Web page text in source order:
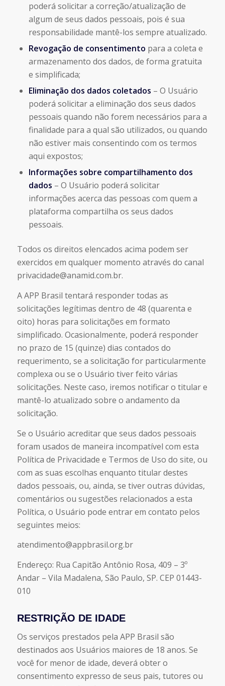
poderá solicitar a correção/atualização de
algum de seus dados pessoais, pois é sua
responsabilidade mantê-los sempre atualizado.
Revogação de consentimento para a coleta e
armazenamento dos dados, de forma gratuita
e simplificada;
Eliminação dos dados coletados – O Usuário
poderá solicitar a eliminação dos seus dados
pessoais quando não forem necessários para a
finalidade para a qual são utilizados, ou quando
não estiver mais consentindo com os termos
aqui expostos;
Informações sobre compartilhamento dos
dados – O Usuário poderá solicitar
informações acerca das pessoas com quem a
plataforma compartilha os seus dados
pessoais.
Todos os direitos elencados acima podem ser
exercidos em qualquer momento através do canal
privacidade@anamid.com.br.
A APP Brasil tentará responder todas as
solicitações legítimas dentro de 48 (quarenta e
oito) horas para solicitações em formato
simplificado. Ocasionalmente, poderá responder
no prazo de 15 (quinze) dias contados do
requerimento, se a solicitação for particularmente
complexa ou se o Usuário tiver feito várias
solicitações. Neste caso, iremos notificar o titular e
mantê-lo atualizado sobre o andamento da
solicitação.
Se o Usuário acreditar que seus dados pessoais
foram usados de maneira incompatível com esta
Política de Privacidade e Termos de Uso do site, ou
com as suas escolhas enquanto titular destes
dados pessoais, ou, ainda, se tiver outras dúvidas,
comentários ou sugestões relacionados a esta
Política, o Usuário pode entrar em contato pelos
seguintes meios:
atendimento@appbrasil.org.br
Endereço: Rua Capitão Antônio Rosa, 409 – 3º
Andar – Vila Madalena, São Paulo, SP. CEP 01443-
010
RESTRIÇÃO DE IDADE
Os serviços prestados pela APP Brasil são
destinados aos Usuários maiores de 18 anos. Se
você for menor de idade, deverá obter o
consentimento expresso de seus pais, tutores ou